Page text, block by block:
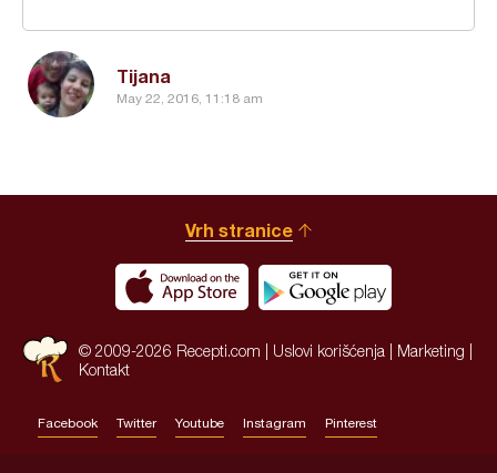
Tijana
May 22, 2016, 11:18 am
Vrh stranice
© 2009-2026 Recepti.com | Uslovi korišćenja Marketing
Kontakt
Facebook Twitter Youtube Instagram Pinterest